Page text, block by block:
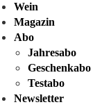
Wein
Magazin
Abo
Jahresabo
Geschenkabo
Testabo
Newsletter